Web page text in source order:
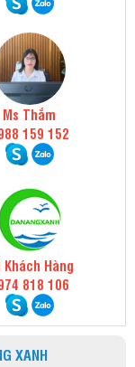
Ms Thắm
159 152
Khách Hàng
818 106
XANH